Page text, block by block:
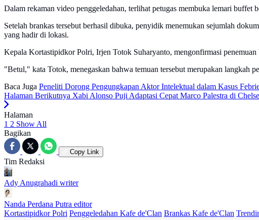
Dalam rekaman video penggeledahan, terlihat petugas membuka lemari
Setelah brankas tersebut berhasil dibuka, penyidik menemukan sejumlah
yang hadir di lokasi.
Kepala Kortastipidkor Polri, Irjen Totok Suharyanto, mengonfirmasi penemuan
"Betul," kata Totok, menegaskan bahwa temuan tersebut merupakan langkah
Baca Juga Peneliti Dorong Pengungkapan Aktor Intelektual dalam Kasus
Halaman Berikutnya Xabi Alonso Puji Adaptasi Cepat Marco Palestra di
Halaman
1 2 Show All
Bagikan
Copy Link
Tim Redaksi
Ady Anugrahadi writer
Nanda Perdana Putra editor
Kortastipidkor Polri Penggeledahan Kafe de'Clan Brankas Kafe de'Clan